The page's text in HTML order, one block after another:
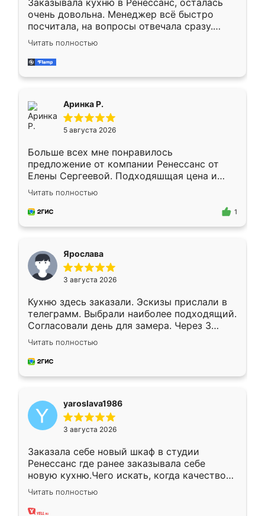
Заказывала кухню в Ренессанс, осталась
очень довольна. Менеджер всё быстро
посчитала, на вопросы отвечала сразу.
Замерщик приехал в субботу, подошёл к
делу со всей ответственностью. Собрали
за день, ребята работали аккуратно, даже
Читать полностью
Аринка Р.
5 августа 2026
Больше всех мне понравилось
предложение от компании Ренессанс от
Елены Сергеевой. Подходяшщая цена и
короткие сроки изготовления. Приехавший
для замера сотрудник Владислав
предложил по моему эскизу самый
Читать полностью
1
Ярослава
3 августа 2026
Кухню здесь заказали. Эскизы прислали в
телеграмм. Выбрали наиболее подходящий.
Согласовали день для замера. Через 3
недели кухня была уже готова. Остались
довольны работой. Спасибо Ренессанс
мебель за качественную работу!
Читать полностью
yaroslava1986
3 августа 2026
Заказала себе новый шкаф в студии
Ренессанс где ранее заказывала себе
новую кухню.Чего искать, когда качеством
вполне довольна. Служит кухня уже почти
два года, нареканий нет.
Читать полностью